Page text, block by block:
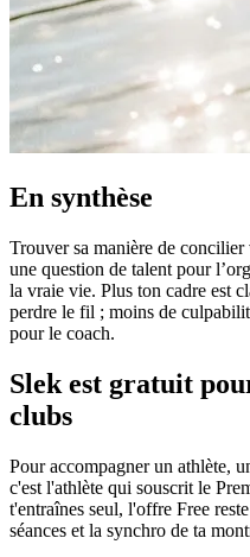
En synthèse
Trouver sa manière de
une question de talent pour
la vraie vie. Plus ton cadre est
perdre le fil ; moins de
pour le coach.
Slek est gratuit
clubs
Pour accompagner un athlète,
c'est l'athlète qui souscrit le
t'entraînes seul, l'offre Free
séances et la synchro de ta